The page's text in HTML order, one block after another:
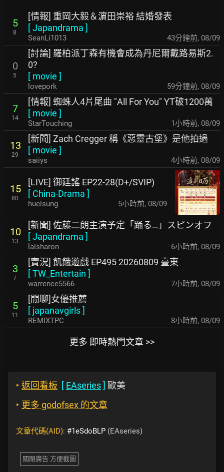
5
8
[情報] 重岡大毅＆濵田崇裕 結婚發表
[Japandrama ]
SeanLi1013 43分鐘前, 08/09
0
5
[討論] 羅柏派丁森有機會成為丹尼爾戴路易斯2.
0?
[ movie ]
lovepork 59分鐘前, 08/09
7
14
[情報] 蜘蛛人4片尾曲 "All For You" YT破1200萬
[ movie ]
StarTouching 1小時前, 08/09
13
29
[新聞] Zach Cregger 稱《惡靈古堡》是他拍過
[ movie ]
saiiys 4小時前, 08/09
15
80
[LIVE] 御廷謠 EP22-28(D+/SVIP)
[ China-Drama ]
hueisung 5小時前, 08/09
10
13
[新聞] 佐藤二朗主演予定「踊る…」スピンオフ
[Japandrama ]
laisharon 6小時前, 08/09
3
7
[實況] 飢餓遊戲 EP495 20260809 臺東
[TW_Entertain ]
warrence5566 7小時前, 08/09
5
11
[閒聊]女優推薦
[ japanavgirls]
REMIXTPC 8小時前, 08/09
更多 即時熱門文章 >>
‣ 返回看板 [ EAseries] 歐美
‣ 更多 godofsex 的文章
文章代碼(AID): #1eSdoBLP (EAseries)
關閉廣告 方便截圖